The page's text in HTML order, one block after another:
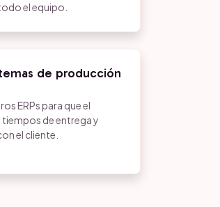
el equipo.
de producción
ERPs para que el
de entrega y
el cliente.